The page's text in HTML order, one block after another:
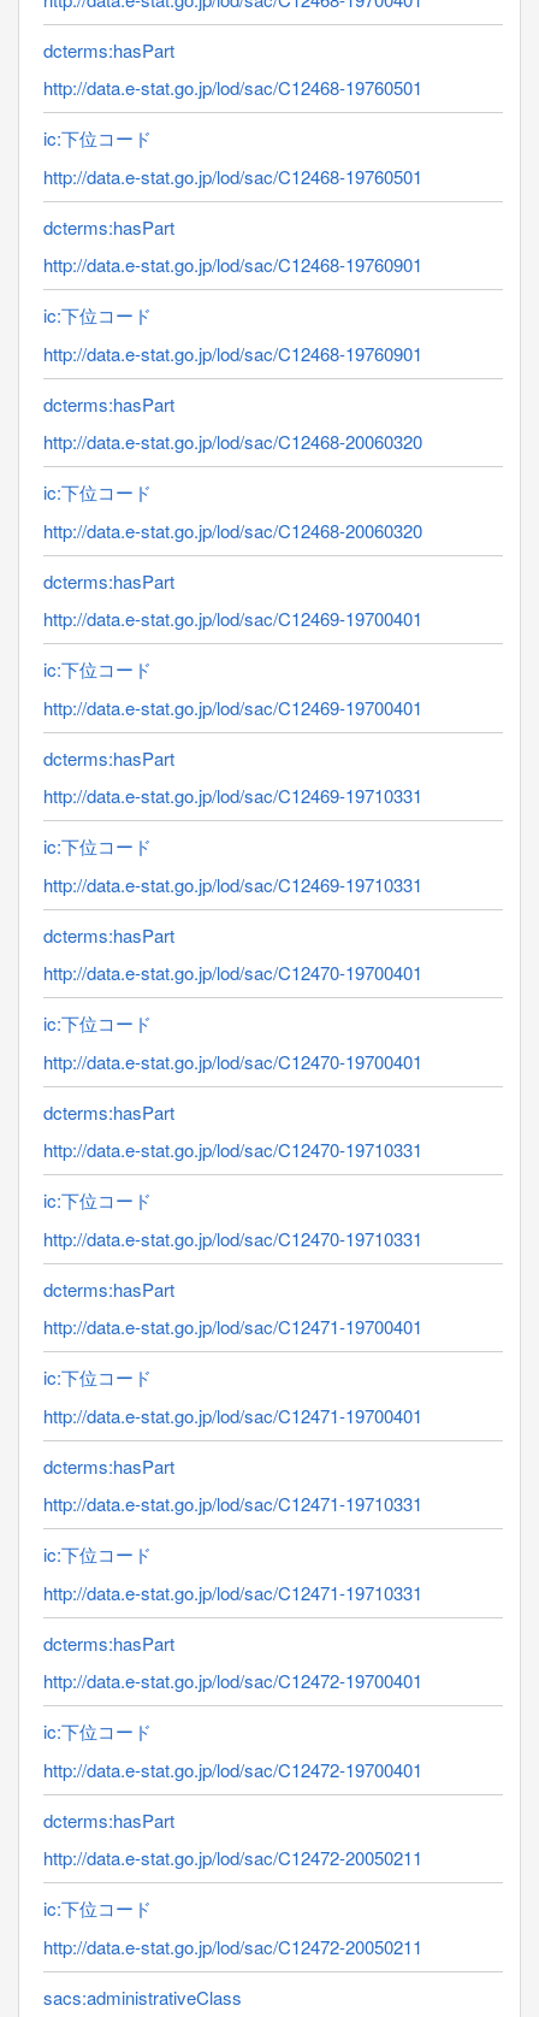
dcterms:hasPart
http://data.e-stat.go.jp/lod/sac/C12468-19760501
ic:下位コード
http://data.e-stat.go.jp/lod/sac/C12468-19760501
dcterms:hasPart
http://data.e-stat.go.jp/lod/sac/C12468-19760901
ic:下位コード
http://data.e-stat.go.jp/lod/sac/C12468-19760901
dcterms:hasPart
http://data.e-stat.go.jp/lod/sac/C12468-20060320
ic:下位コード
http://data.e-stat.go.jp/lod/sac/C12468-20060320
dcterms:hasPart
http://data.e-stat.go.jp/lod/sac/C12469-19700401
ic:下位コード
http://data.e-stat.go.jp/lod/sac/C12469-19700401
dcterms:hasPart
http://data.e-stat.go.jp/lod/sac/C12469-19710331
ic:下位コード
http://data.e-stat.go.jp/lod/sac/C12469-19710331
dcterms:hasPart
http://data.e-stat.go.jp/lod/sac/C12470-19700401
ic:下位コード
http://data.e-stat.go.jp/lod/sac/C12470-19700401
dcterms:hasPart
http://data.e-stat.go.jp/lod/sac/C12470-19710331
ic:下位コード
http://data.e-stat.go.jp/lod/sac/C12470-19710331
dcterms:hasPart
http://data.e-stat.go.jp/lod/sac/C12471-19700401
ic:下位コード
http://data.e-stat.go.jp/lod/sac/C12471-19700401
dcterms:hasPart
http://data.e-stat.go.jp/lod/sac/C12471-19710331
ic:下位コード
http://data.e-stat.go.jp/lod/sac/C12471-19710331
dcterms:hasPart
http://data.e-stat.go.jp/lod/sac/C12472-19700401
ic:下位コード
http://data.e-stat.go.jp/lod/sac/C12472-19700401
dcterms:hasPart
http://data.e-stat.go.jp/lod/sac/C12472-20050211
ic:下位コード
http://data.e-stat.go.jp/lod/sac/C12472-20050211
sacs:administrativeClass